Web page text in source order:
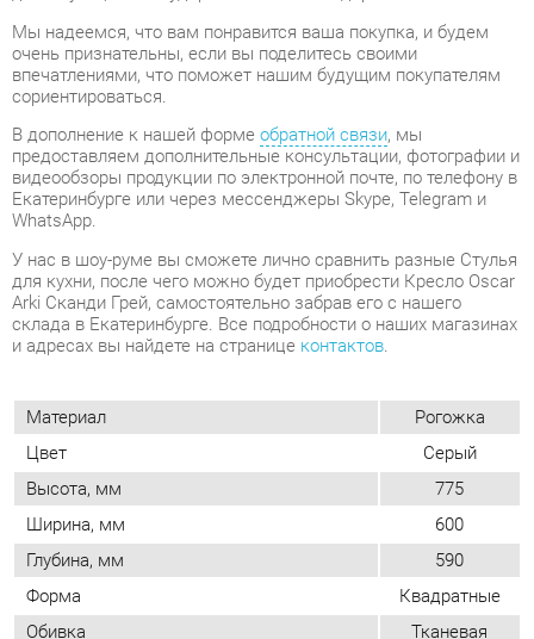
В дополнение к нашей формеобратной связи, мы
предоставляем дополнительные консультации, фотографии и
видеообзоры продукции по электронной почте, по телефону в
Екатеринбурге или через мессенджеры Skype, Telegram и
WhatsApp.
У нас в шоу-руме вы сможете лично сравнить разные Стулья
для кухни, после чего можно будет приобрести Кресло Oscar
Arki Сканди Грей, самостоятельно забрав его с нашего
склада в Екатеринбурге. Все подробности о наших магазинах
и адресах вы найдете на странице
Материал Рогожка
Цвет
Серый
Ширина, мм
600
Глубина, мм
590
Форма
Квадратные
Обивка
Тканевая
Мягкая спинка
Да
Упор для ног
Нет
Возможность регулировать глубину
сиденья
Нет